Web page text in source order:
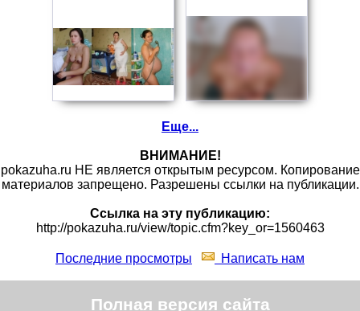
Еще...
ВНИМАНИЕ!
pokazuha.ru НЕ является открытым ресурсом. Копирование
материалов запрещено. Разрешены ссылки на публикации.
Ссылка на эту публикацию:
http://pokazuha.ru/view/topic.cfm?key_or=1560463
Последние просмотры Написать нам
Полная версия сайта